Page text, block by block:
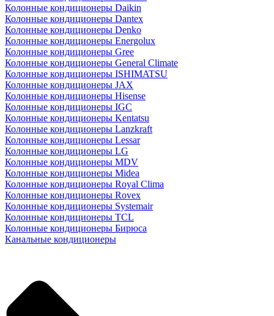
Колонные кондиционеры Daikin
Колонные кондиционеры Dantex
Колонные кондиционеры Denko
Колонные кондиционеры Energolux
Колонные кондиционеры Gree
Колонные кондиционеры General Climate
Колонные кондиционеры ISHIMATSU
Колонные кондиционеры JAX
Колонные кондиционеры Hisense
Колонные кондиционеры IGC
Колонные кондиционеры Kentatsu
Колонные кондиционеры Lanzkraft
Колонные кондиционеры Lessar
Колонные кондиционеры LG
Колонные кондиционеры MDV
Колонные кондиционеры Midea
Колонные кондиционеры Royal Clima
Колонные кондиционеры Rovex
Колонные кондиционеры Systemair
Колонные кондиционеры TCL
Колонные кондиционеры Бирюса
Канальные кондиционеры